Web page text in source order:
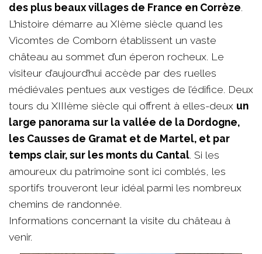
des plus beaux villages de France en Corrèze.
L’histoire démarre au XIème siècle quand les
Vicomtes de Comborn établissent un vaste
château au sommet d’un éperon rocheux. Le
visiteur d’aujourd’hui accède par des ruelles
médiévales pentues aux vestiges de l’édifice. Deux
tours du XIIIème siècle qui offrent à elles-deux un
large panorama sur la vallée de la Dordogne,
les Causses de Gramat et de Martel, et par
temps clair, sur les monts du Cantal. Si les
amoureux du patrimoine sont ici comblés, les
sportifs trouveront leur idéal parmi les nombreux
chemins de randonnée.
Informations concernant la visite du château à
venir.